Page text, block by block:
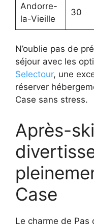
Andorre-
la-Vieille
30
N’oublie pas de
séjour avec les
Selectour, une
réserver
Case sans stress.
Après-
Case
Le charme de Pas